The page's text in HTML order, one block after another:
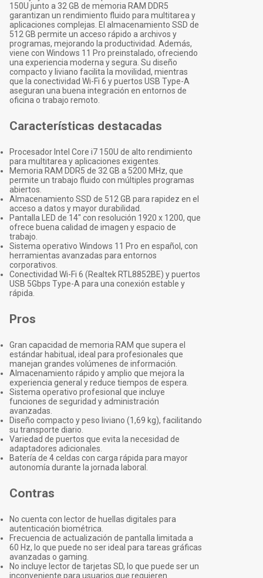
150U junto a 32 GB de memoria RAM DDR5
garantizan un rendimiento fluido para multitarea y
aplicaciones complejas. El almacenamiento SSD de
512 GB permite un acceso rápido a archivos y
programas, mejorando la productividad. Además,
viene con Windows 11 Pro preinstalado, ofreciendo
una experiencia moderna y segura. Su diseño
compacto y liviano facilita la movilidad, mientras
que la conectividad Wi-Fi 6 y puertos USB Type-A
aseguran una buena integración en entornos de
oficina o trabajo remoto.
Características destacadas
Procesador Intel Core i7 150U de alto rendimiento
para multitarea y aplicaciones exigentes.
Memoria RAM DDR5 de 32 GB a 5200 MHz, que
permite un trabajo fluido con múltiples programas
abiertos.
Almacenamiento SSD de 512 GB para rapidez en el
acceso a datos y mayor durabilidad.
Pantalla LED de 14" con resolución 1920 x 1200, que
ofrece buena calidad de imagen y espacio de
trabajo.
Sistema operativo Windows 11 Pro en español, con
herramientas avanzadas para entornos
corporativos.
Conectividad Wi-Fi 6 (Realtek RTL8852BE) y puertos
USB 5Gbps Type-A para una conexión estable y
rápida.
Pros
Gran capacidad de memoria RAM que supera el
estándar habitual, ideal para profesionales que
manejan grandes volúmenes de información.
Almacenamiento rápido y amplio que mejora la
experiencia general y reduce tiempos de espera.
Sistema operativo profesional que incluye
funciones de seguridad y administración
avanzadas.
Diseño compacto y peso liviano (1,69 kg), facilitando
su transporte diario.
Variedad de puertos que evita la necesidad de
adaptadores adicionales.
Batería de 4 celdas con carga rápida para mayor
autonomía durante la jornada laboral.
Contras
No cuenta con lector de huellas digitales para
autenticación biométrica.
Frecuencia de actualización de pantalla limitada a
60 Hz, lo que puede no ser ideal para tareas gráficas
avanzadas o gaming.
No incluye lector de tarjetas SD, lo que puede ser un
inconveniente para usuarios que requieren